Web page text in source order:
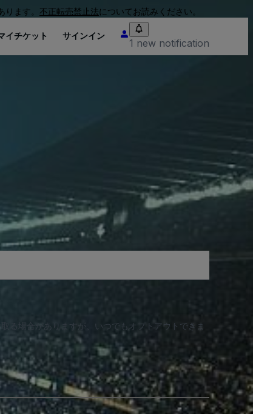
ます。 不正転売禁止法についてお読みください。
イチケット サインイン
1 new notification
る場合がありますが、いつでもオプトアウトできま